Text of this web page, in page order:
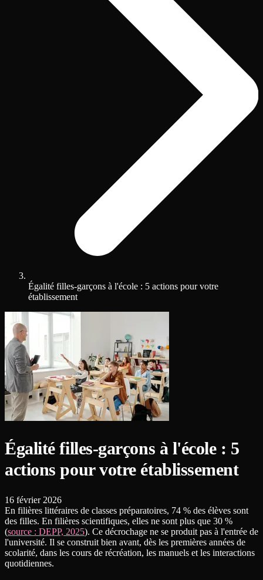
Égalité filles-garçons à l'école : 5 actions pour votre
établissement
Égalité filles-garçons à l'école : 5
actions pour votre établissement
16 février 2026
En filières littéraires de classes préparatoires, 74 % des élèves sont
des filles. En filières scientifiques, elles ne sont plus que 30 %
(source : DEPP, 2025). Ce décrochage ne se produit pas à l'entrée de
l'université. Il se construit bien avant, dès les premières années de
scolarité, dans les cours de récréation, les manuels et les interactions
quotidiennes.